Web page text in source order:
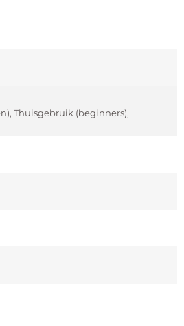
Thuisgebruik (beginners),